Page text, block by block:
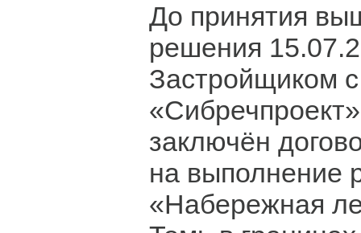
До принятия
решения
Застройщиком
заключён
на выполнение
«Набережная